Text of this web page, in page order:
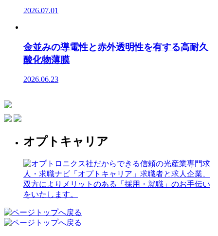
2026.07.01
金並みの導電性と赤外透明性を有する高耐久
酸化物薄膜
2026.06.23
オプトキャリア